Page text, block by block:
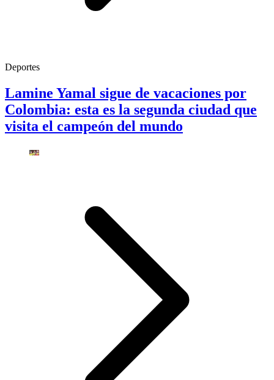
Deportes
Lamine Yamal sigue de vacaciones por
Colombia: esta es la segunda ciudad que
visita el campeón del mundo